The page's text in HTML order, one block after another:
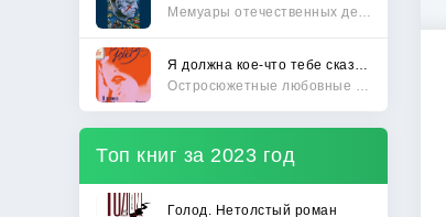
Топ книг за 2023 год
Голод. Нетолстый роман